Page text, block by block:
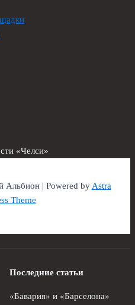
«Челси»
| Powered byAstra
Theme
Последние статьи
«Бавария» и «Барселона»